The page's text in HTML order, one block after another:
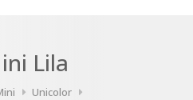
Lila
Unicolor